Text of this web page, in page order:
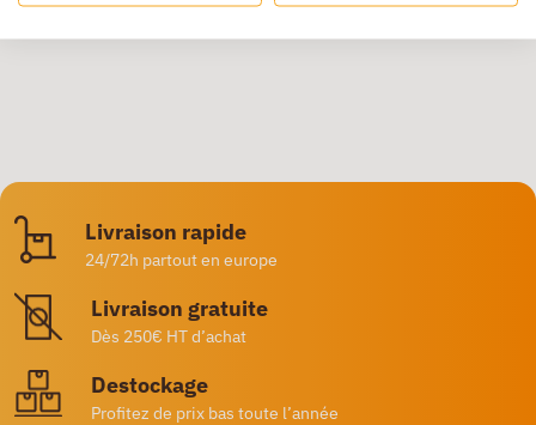
Livraison rapide
24/72h partout en europe
Livraison gratuite
Dès 250€ HT d’achat
Destockage
Profitez de prix bas toute l’année